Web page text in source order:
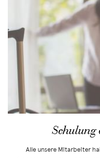
Schulung
Alle unsere Mitarbeiter